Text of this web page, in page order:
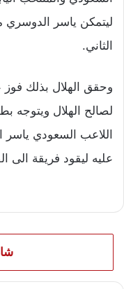
ليتمكن ياسر
الثاني.
اللاعب السعودي
عليه ليقود فريقة الى